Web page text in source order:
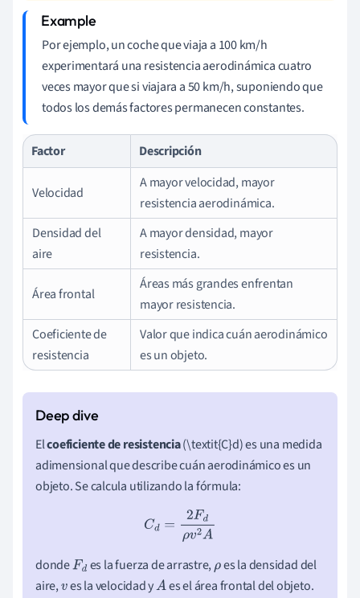
Por ejemplo, un coche que viaja a 100 km/h
experimentará una resistencia aerodinámica cuatro
veces mayor que si viajara a 50 km/h, suponiendo que
todos los demás factores permanecen constantes.
Factor Descripción
Velocidad
A mayor velocidad, mayor
resistencia aerodinámica.
Densidad del
aire
A mayor densidad, mayor
resistencia.
Área frontal
Áreas más grandes enfrentan
mayor resistencia.
Coeficiente de
resistencia
Valor que indica cuán aerodinámico
es un objeto.
Elcoeficiente de resistencia(\textit{C}d) es una medida
adimensional que describe cuán aerodinámico es un
objeto. Se calcula utilizando la fórmula:
Cd =2F dρv2A
dondeFd es la fuerza de arrastre,ρes la densidad del
aire,v es la velocidad yA es el área frontal del objeto.